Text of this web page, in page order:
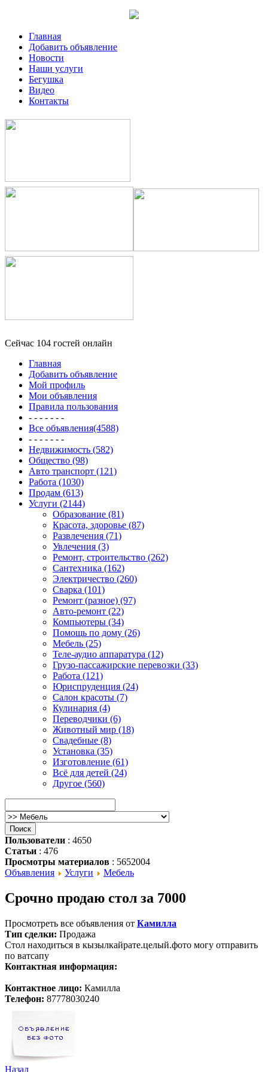
Главная
Добавить объявление
Новости
Наши услуги
Бегушка
Видео
Контакты
Сейчас 104 гостей онлайн
Главная
Добавить объявление
Мой профиль
Мои объявления
Правила пользования
- - - - - - -
Все объявления(4588)
- - - - - - -
Недвижимость (582)
Общество (98)
Авто транспорт (121)
Работа (1030)
Продам (613)
Услуги (2144)
Образование (81)
Красота, здоровье (87)
Развлечения (71)
Увлечения (3)
Ремонт, строительство (262)
Сантехника (162)
Электричество (260)
Сварка (101)
Ремонт (разное) (97)
Авто-ремонт (22)
Компьютеры (34)
Помощь по дому (26)
Мебель (25)
Теле-аудио аппаратура (12)
Грузо-пассажирские перевозки (33)
Работа (121)
Юриспруденция (24)
Салон красоты (7)
Кулинария (4)
Переводчики (6)
Животный мир (18)
Свадебные (8)
Установка (35)
Изготовление (61)
Всё для детей (24)
Другое (560)
Пользователи : 4650
Статьи : 476
Просмотры материалов : 5652004
Объявления
Услуги Мебель
Срочно продаю стол за 7000
Просмотреть все объявления от Камилла
Тип сделки: Продажа
Стол находиться в кызылкайрате.целый.фото могу отправить
по ватсапу
Контактная информация:
Контактное лицо: Камилла
Телефон: 87778030240
Назад